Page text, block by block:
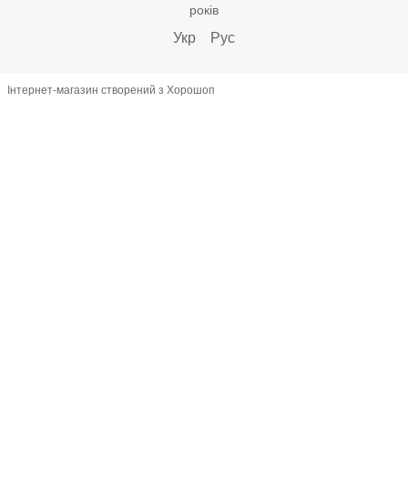
років
Укр Рус
Інтернет-магазин створений з Хорошоп